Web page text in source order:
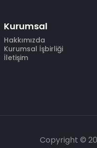
Kurumsal
Hakkımızda
Kurumsal İşbirliği
İletişim
Copyright ©